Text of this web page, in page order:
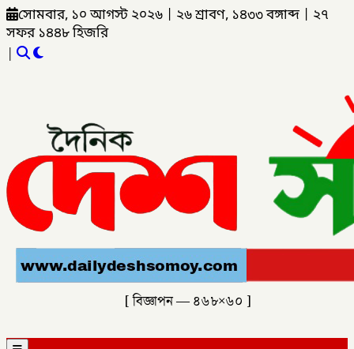
সোমবার, ১০ আগস্ট ২০২৬ ২৬ শ্রাবণ, ১৪৩৩ বঙ্গাব্দ
২৭
সফর ১৪৪৮ হিজরি
|
[ বিজ্ঞাপন — ৪৬৮×৬০ ]